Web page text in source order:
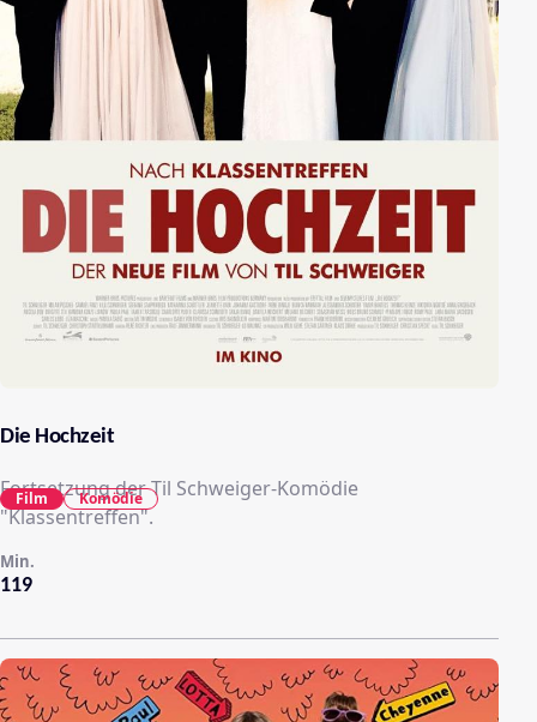
Die Hochzeit
Fortsetzung der Til Schweiger-Komödie
"Klassentreffen".
119
Min.
Film Komödie